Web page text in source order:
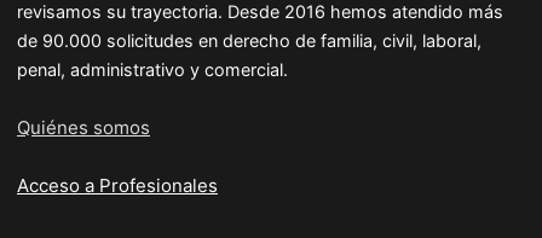
revisamos su trayectoria. Desde 2016 hemos atendido más
de 90.000 solicitudes en derecho de familia, civil, laboral,
penal, administrativo y comercial.
Quiénes somos
Acceso a Profesionales